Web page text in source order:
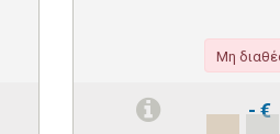
Μη
- €